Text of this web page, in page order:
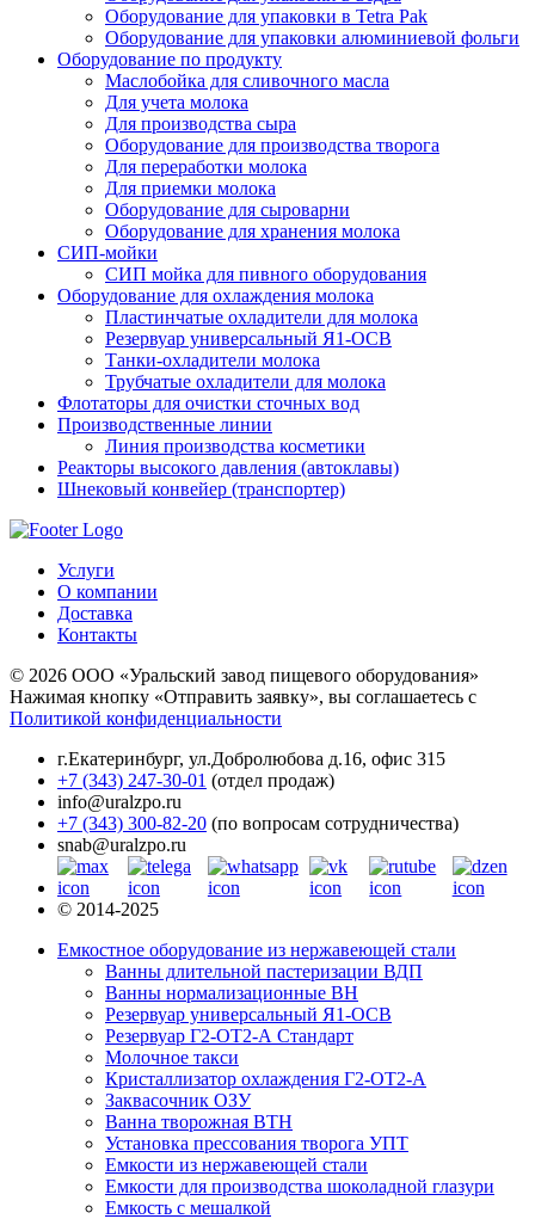
Оборудование для упаковки в Tetra Pak
Оборудование для упаковки алюминиевой фольги
Оборудование по продукту
Маслобойка для сливочного масла
Для учета молока
Для производства сыра
Оборудование для производства творога
Для переработки молока
Для приемки молока
Оборудование для сыроварни
Оборудование для хранения молока
СИП-мойки
СИП мойка для пивного оборудования
Оборудование для охлаждения молока
Пластинчатые охладители для молока
Резервуар универсальный Я1-ОСВ
Танки-охладители молока
Трубчатые охладители для молока
Флотаторы для очистки сточных вод
Производственные линии
Линия производства косметики
Реакторы высокого давления (автоклавы)
Шнековый конвейер (транспортер)
Услуги
О компании
Доставка
Контакты
© 2026 ООО «Уральский завод пищевого оборудования»
Нажимая кнопку «Отправить заявку», вы соглашаетесь с
Политикой конфиденциальности
г.Екатеринбург, ул.Добролюбова д.16, офис 315
+7 (343) 247-30-01 (отдел продаж)
info@uralzpo.ru
+7 (343) 300-82-20 (по вопросам сотрудничества)
snab@uralzpo.ru
© 2014-2025
Емкостное оборудование из нержавеющей стали
Ванны длительной пастеризации ВДП
Ванны нормализационные ВН
Резервуар универсальный Я1-ОСВ
Резервуар Г2-ОТ2-А Стандарт
Молочное такси
Кристаллизатор охлаждения Г2-ОТ2-А
Заквасочник ОЗУ
Ванна творожная ВТН
Установка прессования творога УПТ
Емкости из нержавеющей стали
Емкости для производства шоколадной глазури
Емкость с мешалкой